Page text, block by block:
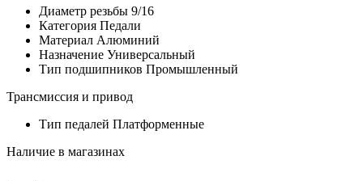
Диаметр резьбы 9/16
Категория Педали
Материал Алюминий
Назначение Универсальный
Тип подшипников Промышленный
Трансмиссия и привод
Тип педалей Платформенные
Наличие в магазинах